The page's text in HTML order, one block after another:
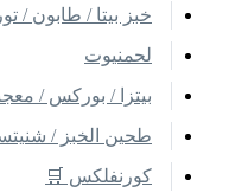
خبز بيتا / طابون /
لحمنيوت
بيتزا / بوركس /
طحين الخبز /
كورنفلكس 🛒